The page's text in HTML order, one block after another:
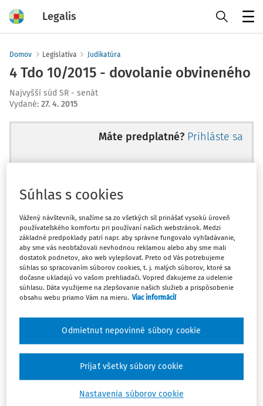
Legalis
Domov Legislatíva Judikatúra
4 Tdo 10/2015 - dovolanie obvineného
Najvyšší súd SR - senát
Vydané: 27. 4. 2015
Máte predplatné? Prihláste sa
Ups, zatiaľ ste si prečítali len
začiatok...
Celý odborný obsah z tejto oblasti je
dostupný predplatiteľom portálu.
obsahu a získajte prístup na 10 dní
zdarma, stačí sa len zaregistrovať.
Vďaka registrácii získate prístup aj k
vybranému obsahu:
Súhlas s cookies
Vážený návštevník, snažíme sa zo všetkých síl prinášať vysokú úroveň
používateľského komfortu pri používaní našich webstránok. Medzi
základné predpoklady patrí napr. aby správne fungovalo vyhľadávanie,
aby sme vás neobťažovali nevhodnou reklamou alebo aby sme mali
dostatok podnetov, ako web vylepšovať. Preto od Vás potrebujeme
súhlas so spracovaním súborov cookies, t. j. malých súborov, ktoré sa
dočasne ukladajú vo vašom prehliadači. Vopred ďakujeme za udelenie
súhlasu. Dáta využijeme na zlepšovanie našich služieb a prispôsobenie
obsahu webu priamo Vám na mieru. Viac informácií
Nastavenia súborov cookie
Odmietnut nepovinné súbory cookie
Prijať všetky súbory cookie